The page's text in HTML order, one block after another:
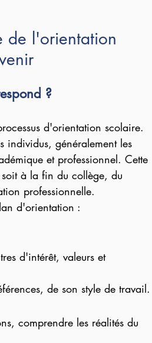
de l'orientation
?
d'orientation scolaire.
individus, généralement les
et professionnel. Cette
à la fin du collège, du
professionnelle.
d'orientation :
d'intérêt, valeurs et
de son style de travail.
comprendre les réalités du